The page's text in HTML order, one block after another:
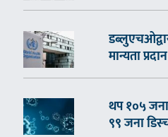
मान्यता प्रदान
थप १०५
९९ जना